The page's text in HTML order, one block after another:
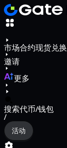
市场合约现货兑换
邀请
更多
搜索代币/钱包
/
活动